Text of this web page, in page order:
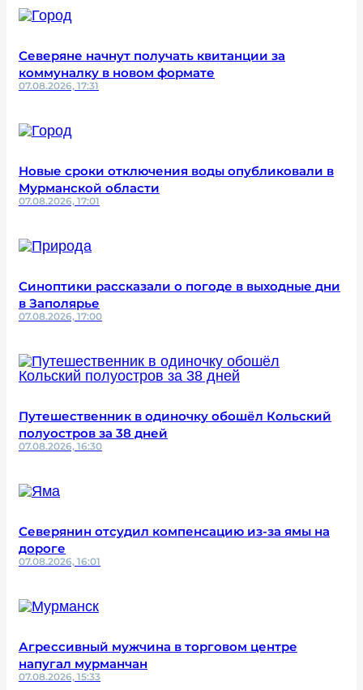
Северяне начнут получать квитанции за
коммуналку в новом формате
07.08.2026, 17:31
Новые сроки отключения воды опубликовали в
Мурманской области
07.08.2026, 17:01
Синоптики рассказали о погоде в выходные дни
в Заполярье
07.08.2026, 17:00
Путешественник в одиночку обошёл Кольский
полуостров за 38 дней
07.08.2026, 16:30
Северянин отсудил компенсацию из-за ямы на
дороге
07.08.2026, 16:01
Агрессивный мужчина в торговом центре
напугал мурманчан
07.08.2026, 15:33